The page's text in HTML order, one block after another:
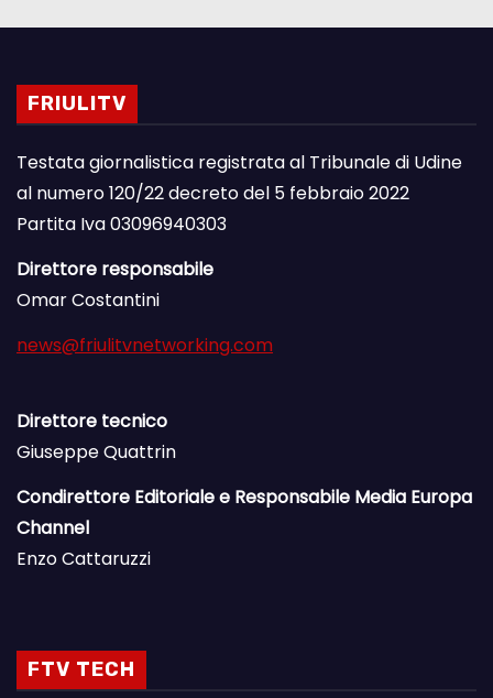
FRIULITV
Testata giornalistica registrata al Tribunale di Udine
al numero 120/22 decreto del 5 febbraio 2022
Partita Iva 03096940303
Direttore responsabile
Omar Costantini
news@friulitvnetworking.com
Direttore tecnico
Giuseppe Quattrin
Condirettore Editoriale e Responsabile Media Europa
Channel
Enzo Cattaruzzi
FTV TECH